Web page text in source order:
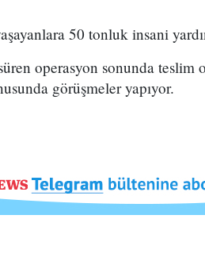
50 tonluk insani
operasyon sonunda teslim
görüşmeler yapıyor.